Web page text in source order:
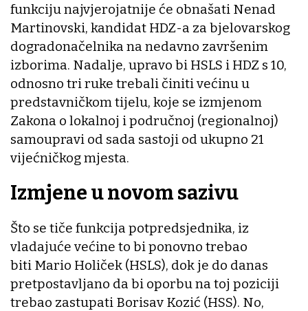
funkciju najvjerojatnije će obnašati Nenad
Martinovski, kandidat HDZ-a za bjelovarskog
dogradonačelnika na nedavno završenim
izborima. Nadalje, upravo bi HSLS i HDZ s 10,
odnosno tri ruke trebali činiti većinu u
predstavničkom tijelu, koje se izmjenom
Zakona o lokalnoj i područnoj (regionalnoj)
samoupravi od sada sastoji od ukupno 21
vijećničkog mjesta.
Izmjene u novom sazivu
Što se tiče funkcija potpredsjednika, iz
vladajuće većine to bi ponovno trebao
biti Mario Holiček (HSLS), dok je do danas
pretpostavljano da bi oporbu na toj poziciji
trebao zastupati Borisav Kozić (HSS). No,